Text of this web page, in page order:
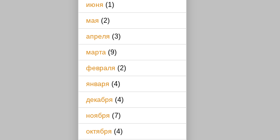
июня (1)
мая (2)
апреля (3)
марта (9)
февраля (2)
января (4)
декабря (4)
ноября (7)
октября (4)